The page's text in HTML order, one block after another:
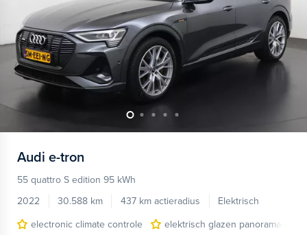
Audi e-tron
55 quattro S edition 95 kWh
2022
30.588 km 437 km actieradius
Elektrisch
electronic climate controle
elektrisch glazen panorama-dak